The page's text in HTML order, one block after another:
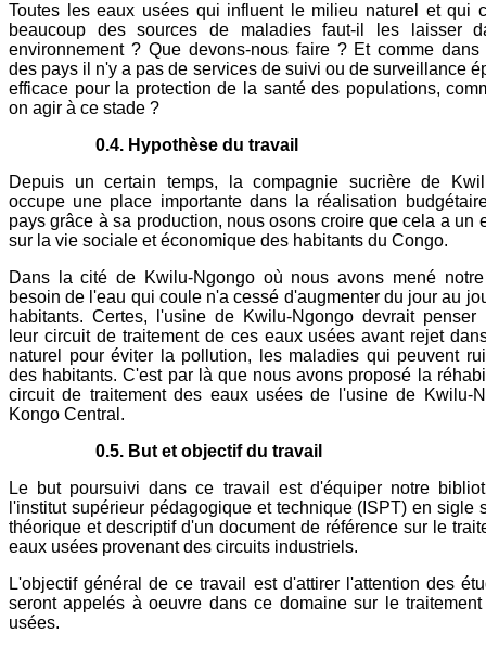
Toutes les eaux usées qui influent le milieu naturel et qui
beaucoup des sources de maladies faut-il les laisser
environnement ? Que devons-nous faire ? Et comme
des pays il n'y a pas de services de suivi ou de surveillance
efficace pour la protection de la santé des populations,
on agir à ce stade ?
0.4. Hypothèse du travail
Depuis un certain temps, la compagnie sucrière de
occupe une place importante dans la réalisation
pays grâce à sa production, nous osons croire que cela a un
sur la vie sociale et économique des habitants du Congo.
Dans la cité de Kwilu-Ngongo où nous avons mené
besoin de l'eau qui coule n'a cessé d'augmenter du jour au
habitants. Certes, l'usine de Kwilu-Ngongo devrait penser
leur circuit de traitement de ces eaux usées avant rejet
naturel pour éviter la pollution, les maladies qui peuvent
des habitants. C'est par là que nous avons proposé la
circuit de traitement des eaux usées de l'usine de Kwilu-
Kongo Central.
0.5. But et objectif du travail
Le but poursuivi dans ce travail est d'équiper notre
l'institut supérieur pédagogique et technique (ISPT) en sigle
théorique et descriptif d'un document de référence sur le
eaux usées provenant des circuits industriels.
L'objectif général de ce travail est d'attirer l'attention des
seront appelés à oeuvre dans ce domaine sur le
usées.